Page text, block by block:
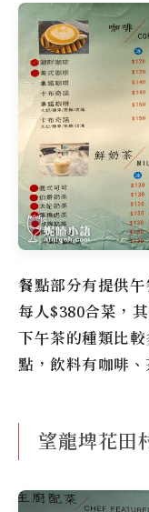
餐點部分有提供
每人$380合菜，
下午茶的種類比
點，飲料有咖啡
望龍埤花田